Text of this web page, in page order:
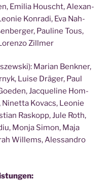
Emi­lia Houscht, Alex­an­
Kon­ra­di, Eva Nah­
Pau­li­ne Tous,
Zillmer
Mari­an Ben­kner,
Lui­se Drä­ger, Paul
Jac­que­line Hom­
Kovacs, Leo­nie
Ras­kopp, Jule Roth,
Mon­ja Simon, Maja
Wil­lems, Ales­san­dro